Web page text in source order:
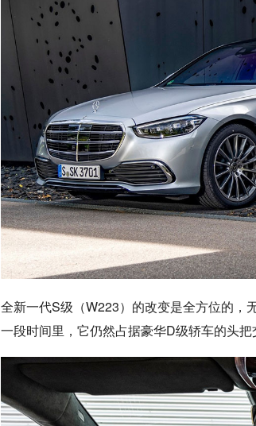
全新一代S级（W223）的改变是全方位的，
一段时间里，它仍然占据豪华D级轿车的头把